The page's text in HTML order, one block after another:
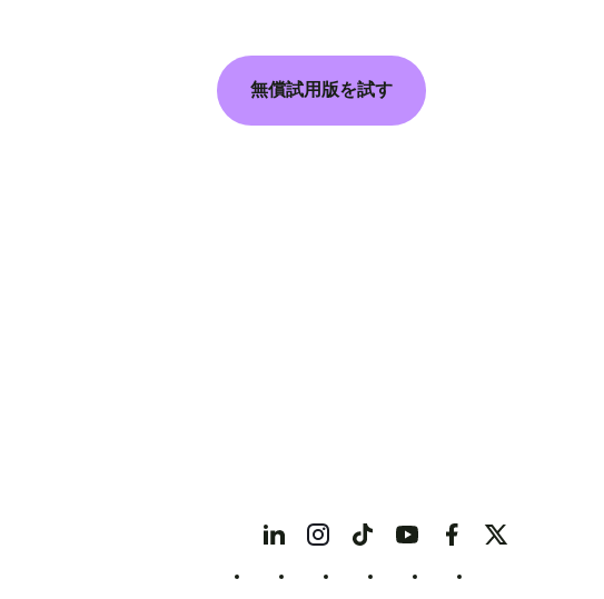
無償試用版を試す